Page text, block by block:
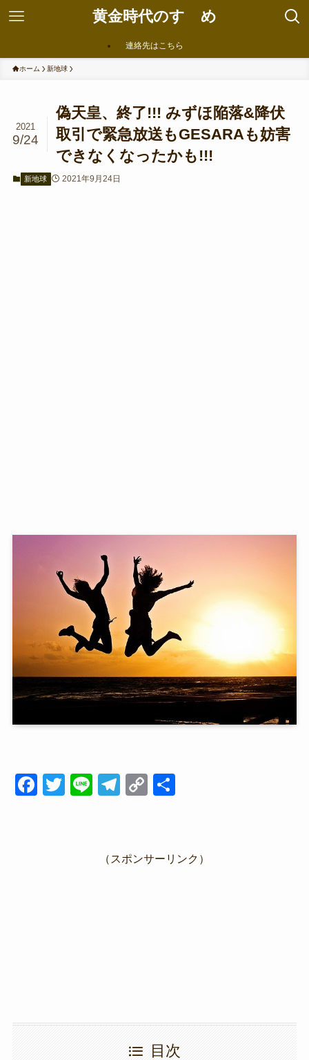
黄金時代のすゝめ
連絡先はこちら
ホーム 新地球
偽天皇、終了!!! みずほ陥落&降伏
取引で緊急放送もGESARAも妨害
できなくなったかも!!!
2021
9/24
新地球 2021年9月24日
F
T
Li
T
gr
C
y
Li
（スポンサーリンク）
目次